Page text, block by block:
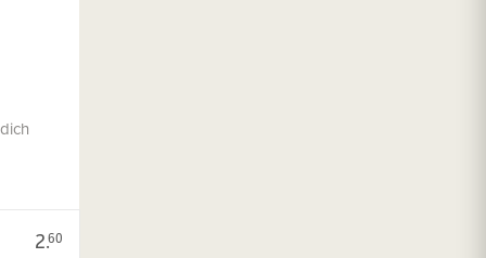
2.60